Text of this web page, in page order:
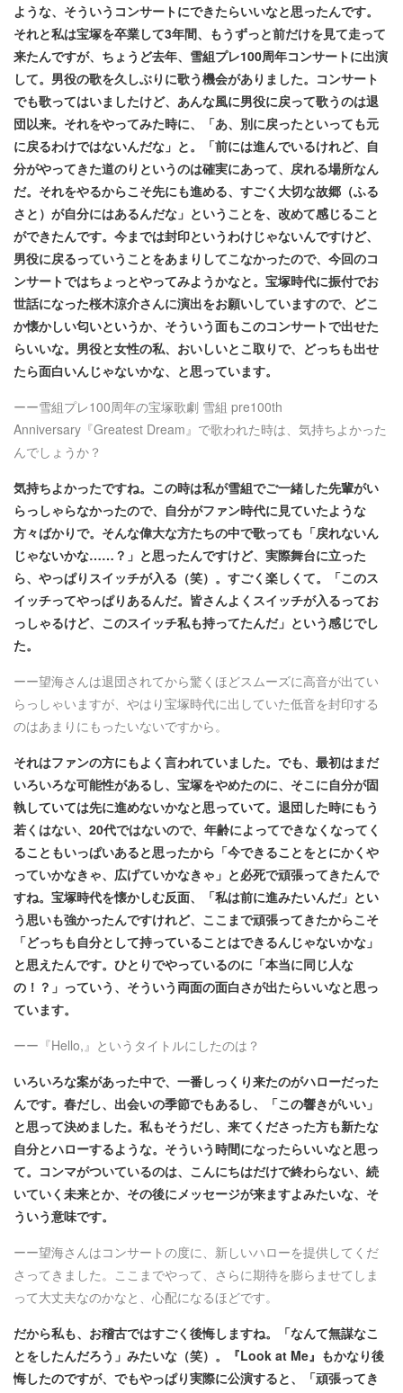
ような、そういうコンサートにできたらいいなと思ったんです。
それと私は宝塚を卒業して3年間、もうずっと前だけを見て走って
来たんですが、ちょうど去年、雪組プレ100周年コンサートに出演
して。男役の歌を久しぶりに歌う機会がありました。コンサート
でも歌ってはいましたけど、あんな風に男役に戻って歌うのは退
団以来。それをやってみた時に、「あ、別に戻ったといっても元
に戻るわけではないんだな」と。「前には進んでいるけれど、自
分がやってきた道のりというのは確実にあって、戻れる場所なん
だ。それをやるからこそ先にも進める、すごく大切な故郷（ふる
さと）が自分にはあるんだな」ということを、改めて感じること
ができたんです。今までは封印というわけじゃないんですけど、
男役に戻るっていうことをあまりしてこなかったので、今回のコ
ンサートではちょっとやってみようかなと。宝塚時代に振付でお
世話になった桜木涼介さんに演出をお願いしていますので、どこ
か懐かしい匂いというか、そういう面もこのコンサートで出せた
らいいな。男役と女性の私、おいしいとこ取りで、どっちも出せ
たら面白いんじゃないかな、と思っています。
ーー雪組プレ100周年の宝塚歌劇 雪組 pre100th
Anniversary『Greatest Dream』で歌われた時は、気持ちよかった
んでしょうか？
気持ちよかったですね。この時は私が雪組でご一緒した先輩がい
らっしゃらなかったので、自分がファン時代に見ていたような
方々ばかりで。そんな偉大な方たちの中で歌っても「戻れないん
じゃないかな……？」と思ったんですけど、実際舞台に立った
ら、やっぱりスイッチが入る（笑）。すごく楽しくて。「このス
イッチってやっぱりあるんだ。皆さんよくスイッチが入るってお
っしゃるけど、このスイッチ私も持ってたんだ」という感じでし
た。
ーー望海さんは退団されてから驚くほどスムーズに高音が出てい
らっしゃいますが、やはり宝塚時代に出していた低音を封印する
のはあまりにもったいないですから。
それはファンの方にもよく言われていました。でも、最初はまだ
いろいろな可能性があるし、宝塚をやめたのに、そこに自分が固
執していては先に進めないかなと思っていて。退団した時にもう
若くはない、20代ではないので、年齢によってできなくなってく
ることもいっぱいあると思ったから「今できることをとにかくや
っていかなきゃ、広げていかなきゃ」と必死で頑張ってきたんで
すね。宝塚時代を懐かしむ反面、「私は前に進みたいんだ」とい
う思いも強かったんですけれど、ここまで頑張ってきたからこそ
「どっちも自分として持っていることはできるんじゃないかな」
と思えたんです。ひとりでやっているのに「本当に同じ人な
の！？」っていう、そういう両面の面白さが出たらいいなと思っ
ています。
ーー 『Hello,』というタイトルにしたのは？
いろいろな案があった中で、一番しっくり来たのがハローだった
んです。春だし、出会いの季節でもあるし、「この響きがいい」
と思って決めました。私もそうだし、来てくださった方も新たな
自分とハローするような。そういう時間になったらいいなと思っ
て。コンマがついているのは、こんにちはだけで終わらない、続
いていく未来とか、その後にメッセージが来ますよみたいな、そ
ういう意味です。
ーー望海さんはコンサートの度に、新しいハローを提供してくだ
さってきました。ここまでやって、さらに期待を膨らませてしま
って大丈夫なのかなと、心配になるほどです。
だから私も、お稽古ではすごく後悔しますね。「なんて無謀なこ
とをしたんだろう」みたいな（笑）。『Look at Me』もかなり後
悔したのですが、でもやっぱり実際に公演すると、「頑張ってき